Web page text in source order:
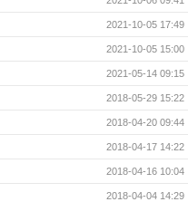
2021-10-05 17:49
2021-10-05 15:00
2021-05-14 09:15
2018-05-29 15:22
2018-04-20 09:44
2018-04-17 14:22
2018-04-16 10:04
2018-04-04 14:29